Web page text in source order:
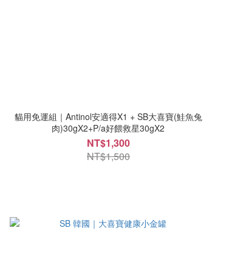
貓用免運組｜Antinol安適得X1 + SB大喜寶(鮭魚兔
肉)30gX2+P/a好餵救星30gX2
NT$1,300
NT$1,500